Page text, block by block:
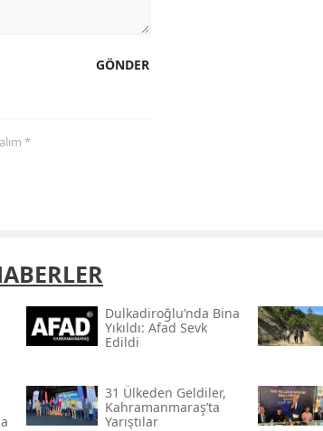
GÖNDER
*
Dulkadiroğlu’nda Bina
Yıkıldı: Afad Sevk
Edildi
31 Ülkeden Geldiler,
Kahramanmaraş’ta
Yarıştılar